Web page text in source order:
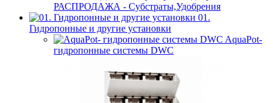
РАСПРОДАЖА - Субстраты,Удобрения
01.
Гидропонные и другие установки
AquaPot-
гидропонные системы DWC